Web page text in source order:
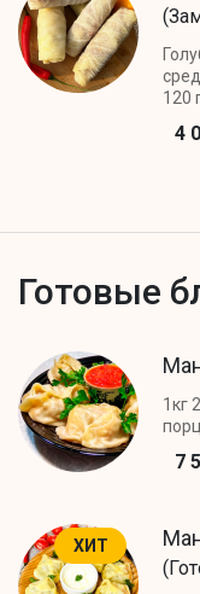
120
4
Готовые
1кг
7
ХИТ